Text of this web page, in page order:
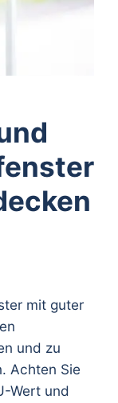
mit guter
und zu
Achten Sie
Wert und